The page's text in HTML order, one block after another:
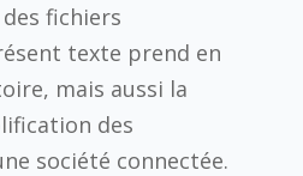
fichiers
texte prend en
mais aussi la
des
société connectée.